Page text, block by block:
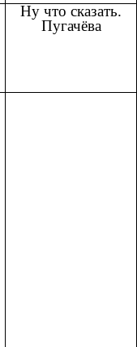
Ну что сказать.
Пугачёва